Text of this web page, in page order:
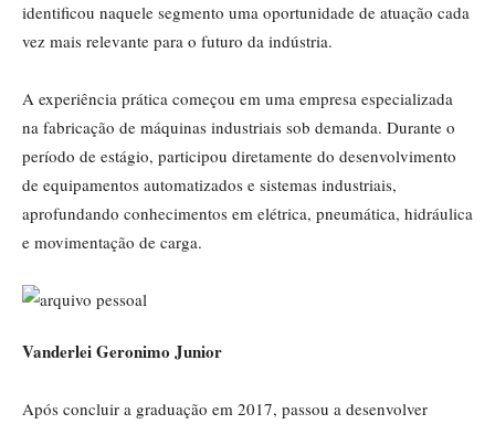
identificou naquele segmento uma oportunidade de atuação cada
vez mais relevante para o futuro da indústria.
A experiência prática começou em uma empresa especializada
na fabricação de máquinas industriais sob demanda. Durante o
período de estágio, participou diretamente do desenvolvimento
de equipamentos automatizados e sistemas industriais,
aprofundando conhecimentos em elétrica, pneumática, hidráulica
e movimentação de carga.
Vanderlei Geronimo Junior
Após concluir a graduação em 2017, passou a desenvolver